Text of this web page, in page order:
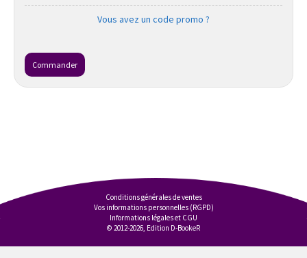
Vous avez un code promo ?
Commander
Conditions générales de ventes
Vos informations personnelles (RGPD)
Informations légales et CGU
© 2012-2026, Edition D-BookeR